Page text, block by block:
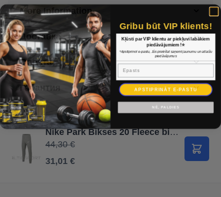
More Information
Доставка
Оплата
Гарантия
Nike Park Bikses 20 Fleece bikses Junior CW6906 071 / Pelēka / L (147-158cm)
44,30 €
31,01 €
В
Gribu būt VIP klients!
Kļūsti par VIP klientu ar piekļuvi labākiem
piedāvājumiem !⭐
*Apstiprinot e-pastu, Jūs piekrītat saņemt jaunumu un atlaižu
piedāvājumus
Epasts
APSTIPRINĀT E-PASTU
NĒ, PALDIES